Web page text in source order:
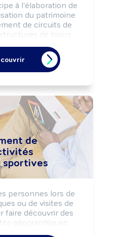
à l'élaboration de
du patrimoine
de circuits de
de loisirs,
du territoire et
touristiques.
manifestations
...).
une structure.
de
sportives
personnes lors de
ou de visites de
faire découvrir des
géographiques,